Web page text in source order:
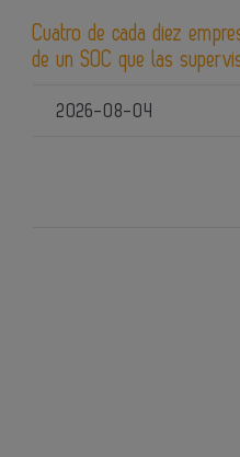
Cuatro de cada diez
de un SOC que las
2026-08-04